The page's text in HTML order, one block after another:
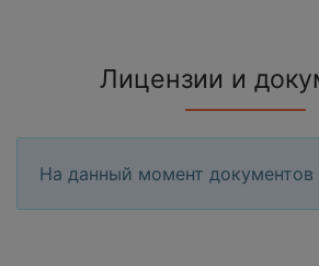
Лицензии и
На данный момент документов